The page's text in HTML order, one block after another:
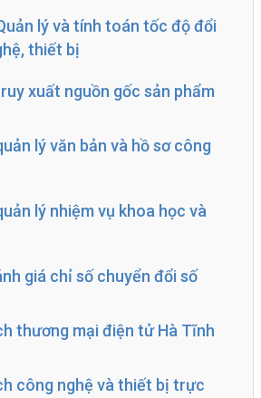
lý và tính toán tốc độ đổi
thiết bị
xuất nguồn gốc sản phẩm
lý văn bản và hồ sơ công
lý nhiệm vụ khoa học và
giá chỉ số chuyển đổi số
thương mại điện tử Hà Tĩnh
công nghệ và thiết bị trực